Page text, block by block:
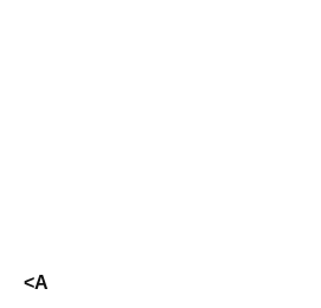
<A